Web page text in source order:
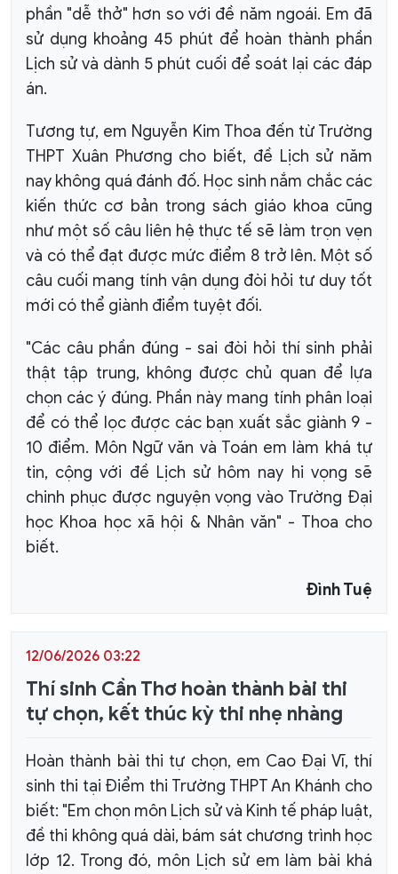
phần "dễ thở" hơn so với đề năm ngoái. Em đã
sử dụng khoảng 45 phút để hoàn thành phần
Lịch sử và dành 5 phút cuối để soát lại các đáp
án.
Tương tự, em Nguyễn Kim Thoa đến từ Trường
THPT Xuân Phương cho biết, đề Lịch sử năm
nay không quá đánh đố. Học sinh nắm chắc các
kiến thức cơ bản trong sách giáo khoa cũng
như một số câu liên hệ thực tế sẽ làm trọn vẹn
và có thể đạt được mức điểm 8 trở lên. Một số
câu cuối mang tính vận dụng đòi hỏi tư duy tốt
mới có thể giành điểm tuyệt đối.
"Các câu phần đúng - sai đòi hỏi thí sinh phải
thật tập trung, không được chủ quan để lựa
chọn các ý đúng. Phần này mang tính phân loại
để có thể lọc được các bạn xuất sắc giành 9 -
10 điểm. Môn Ngữ văn và Toán em làm khá tự
tin, cộng với đề Lịch sử hôm nay hi vọng sẽ
chinh phục được nguyện vọng vào Trường Đại
học Khoa học xã hội & Nhân văn" - Thoa cho
biết.
Đình Tuệ
12/06/2026 03:22
Thí sinh Cần Thơ hoàn thành bài thi
tự chọn, kết thúc kỳ thi nhẹ nhàng
Hoàn thành bài thi tự chọn, em Cao Đại Vĩ, thí
sinh thi tại Điểm thi Trường THPT An Khánh cho
biết: "Em chọn môn Lịch sử và Kinh tế pháp luật,
đề thi không quá dài, bám sát chương trình học
lớp 12. Trong đó, môn Lịch sử em làm bài khá